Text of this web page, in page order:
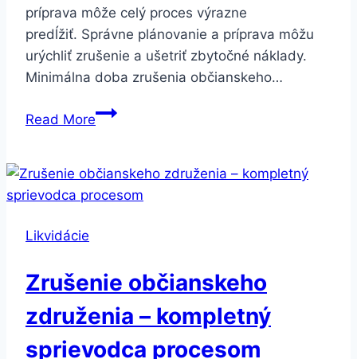
príprava môže celý proces výrazne
predĺžiť. Správne plánovanie a príprava môžu
urýchliť zrušenie a ušetriť zbytočné náklady.
Minimálna doba zrušenia občianskeho…
Read MoreZrušenie
–
ako
čo
ovplyvňuje
proces
Likvidácie
Zrušenie občianskeho
združenia – kompletný
sprievodca procesom